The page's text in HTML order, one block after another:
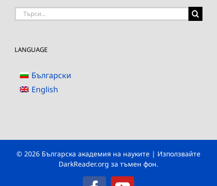
Търсене
LANGUAGE
Български
English
© 2026 Българска академия на науките | Използвайте
DarkReader.org за тъмен фон.